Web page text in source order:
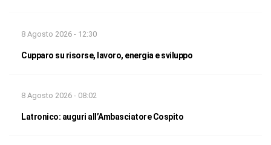
8 Agosto 2026 - 12:30
Cupparo su risorse, lavoro, energia e sviluppo
8 Agosto 2026 - 08:02
Latronico: auguri all’Ambasciatore Cospito